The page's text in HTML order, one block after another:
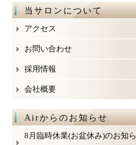
当サロンについて
アクセス
お問い合わせ
採用情報
会社概要
Airからのお知らせ
8月臨時休業(お盆休み)のお知ら